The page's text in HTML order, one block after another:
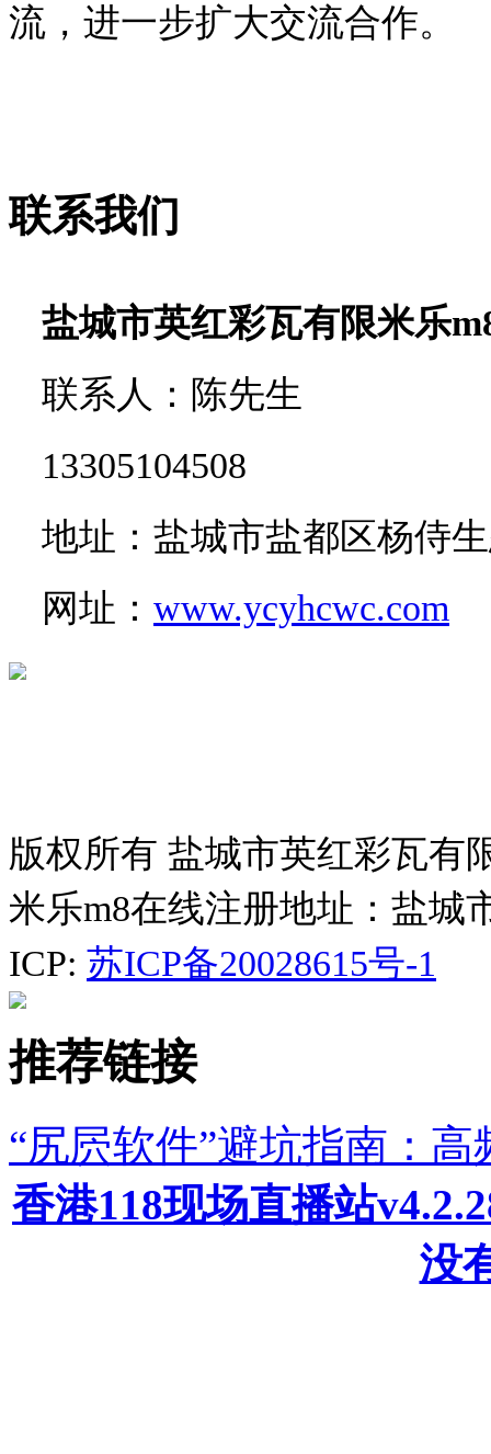
流，进一步扩大交流合作。
联系我们
盐城市英红彩瓦有限米乐
联系人：陈先生
13305104508
地址：盐城市盐都区杨侍
网址： www.ycyhcwc.com
版权所有 盐城市英红彩瓦有
米乐m8在线注册地址：盐城
ICP: 苏ICP备20028615号-1
推荐链接
“尻屄软件”避坑指南：
香港118现场直播站
没